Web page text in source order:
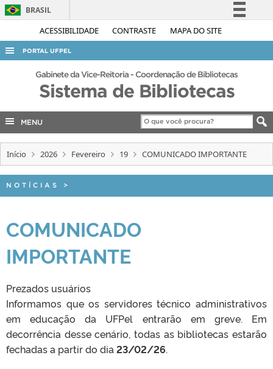
ACESSIBILIDADE CONTRASTE MAPA DO SITE
BRASIL
Simplifique!
Acesso à informação
Canais
PORTAL UFPEL
ACESSO À INFORMAÇÃO
AUDITORIA
COBALTO
CONCURSOS
EDITAIS
INTERNACIONAL
OUVIDORIA
TELEFONES
Gabinete da Vice-Reitoria - Coordenação de Bibliotecas
Sistema de Bibliotecas
MENU
Início 2026 Fevereiro 19 COMUNICADO IMPORTANTE
NOTÍCIAS >
COMUNICADO
IMPORTANTE
Prezados usuários
Informamos que os servidores técnico administrativos
em educação da UFPel entrarão em greve. Em
decorrência desse cenário, todas as bibliotecas estarão
fechadas a partir do dia 23/02/26.